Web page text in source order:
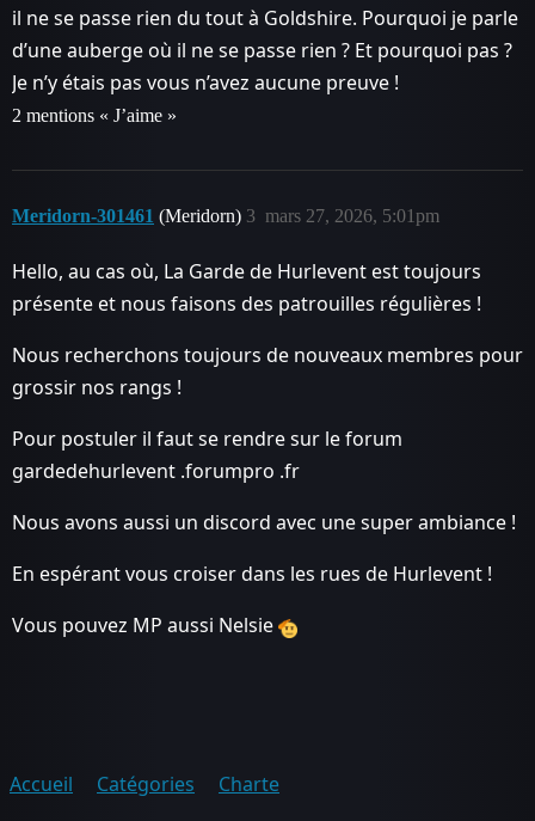
il ne se passe rien du tout à Goldshire. Pourquoi je parle
d’une auberge où il ne se passe rien ? Et pourquoi pas ?
Je n’y étais pas vous n’avez aucune preuve !
2 mentions « J’aime »
Meridorn-301461 (Meridorn) mars 27, 2026, 5:01pm
3
Hello, au cas où, La Garde de Hurlevent est toujours
présente et nous faisons des patrouilles régulières !
Nous recherchons toujours de nouveaux membres pour
grossir nos rangs !
Pour postuler il faut se rendre sur le forum
gardedehurlevent .forumpro .fr
Nous avons aussi un discord avec une super ambiance !
En espérant vous croiser dans les rues de Hurlevent !
Vous pouvez MP aussi Nelsie
Accueil Catégories Charte